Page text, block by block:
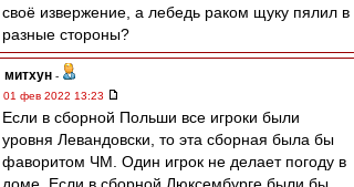
своё извержение, а лебедь раком щуку пялил в
разные стороны?
митхун -
01 фев 2022 13:23
Если в сборной Польши все игроки были
уровня Левандовски, то эта сборная была бы
фаворитом ЧМ. Один игрок не делает погоду в